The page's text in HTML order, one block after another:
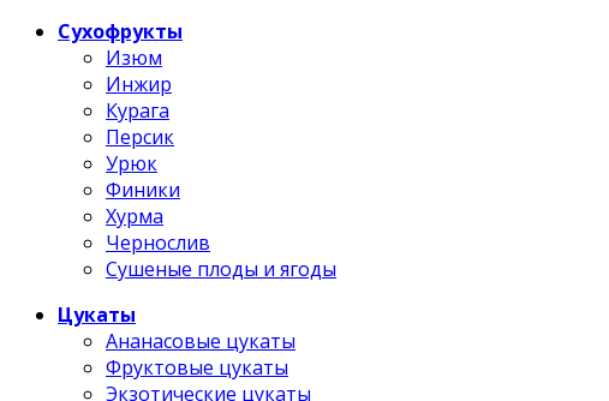
Сухофрукты
Изюм
Инжир
Курага
Персик
Урюк
Финики
Хурма
Чернослив
Сушеные плоды и ягоды
Цукаты
Ананасовые цукаты
Фруктовые цукаты
Экзотические цукаты